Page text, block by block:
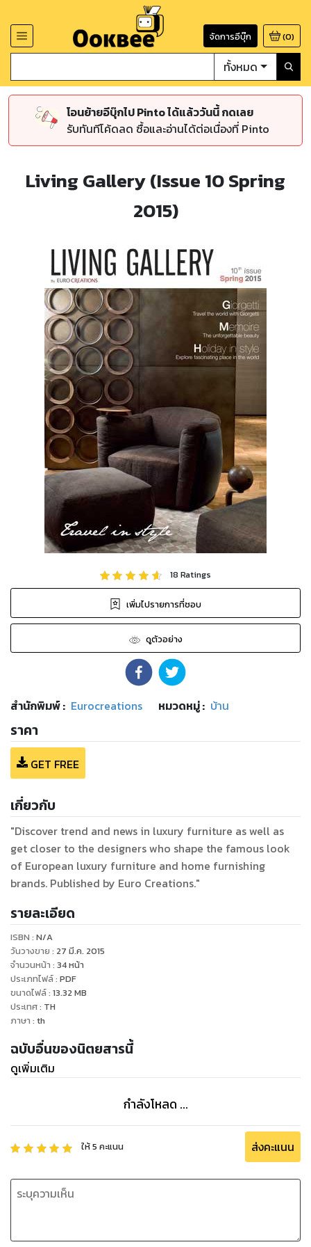
จัดการอีบุ๊ก (0)
ทั้งหมด
โอนย้ายอีบุ๊กไป Pinto ได้แล้ววันนี้ กดเลย
รับทันทีโค้ดลด ซื้อและอ่านได้ต่อเนื่องที่ Pinto
Living Gallery (Issue 10 Spring
2015)
18 Ratings
เพิ่มไปรายการที่ชอบ
ดูตัวอย่าง
สำนักพิมพ์: Eurocreations หมวดหมู่: บ้าน
ราคา
GET FREE
เกี่ยวกับ
"Discover trend and news in luxury furniture as well as
get closer to the designers who shape the famous look
of European luxury furniture and home furnishing
brands. Published by Euro Creations."
รายละเอียด
ISBN : N/A
วันวางขาย : 27 มี.ค. 2015
จำนวนหน้า : 34หน้า
ประเภทไฟล์: PDF
ขนาดไฟล์: 13.32 MB
ประเทศ: TH
ภาษา : th
ฉบับอื่นของนิตยสารนี้
ดูเพิ่มเติม
กำลังโหลด ...
ให้5 คะแนน ส่งคะแนน